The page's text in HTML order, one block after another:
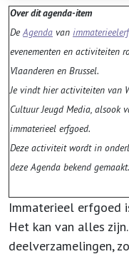
Over dit agenda-item
DeAgenda van
evenementen en activiteiten
Vlaanderen en Brussel.
Je vindt hier activiteiten van
Cultuur Jeugd Media, alsook
immaterieel erfgoed.
Deze activiteit wordt in
deze Agenda bekend gemaakt.
Immaterieel erfgoed
Het kan van alles
deelverzamelingen,